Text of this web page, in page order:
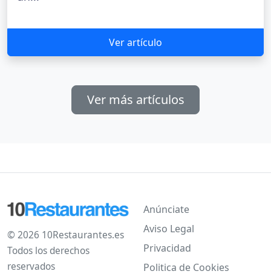
Ver artículo
Ver más artículos
© 2026 10Restaurantes.es
Todos los derechos
reservados
Anúnciate
Aviso Legal
Privacidad
Politica de Cookies